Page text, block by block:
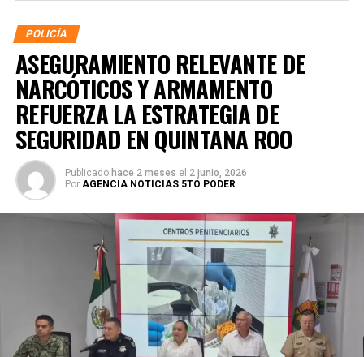
La coordinación tecnológica del C5 y el despliegue
operativo en campo permitieron la recuperación de105
relacionados con reportes de robo o probables
hechos delictivos. Además, se realizaron
24 mil 622
revisiones preventivasa personas y unidades
vehiculares, reforzando la vigilancia en zonas estratégicas
y puntos de alta movilidad.
POLICÍA
ASEGURAMIENTO RELEVANTE DE
NARCÓTICOS Y ARMAMENTO
REFUERZA LA ESTRATEGIA DE
SEGURIDAD EN QUINTANA ROO
Publicado hace 2 meses el 2 junio, 2026
Por AGENCIA NOTICIAS 5TO PODER